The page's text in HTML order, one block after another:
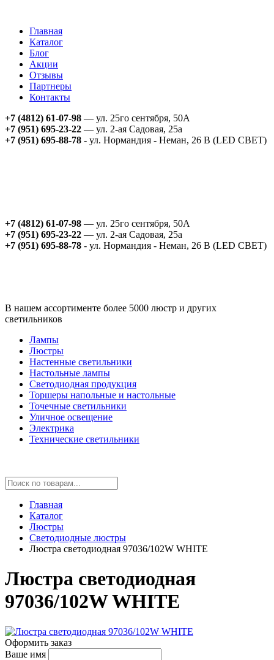
Главная
Каталог
Блог
Акции
Отзывы
Партнеры
Контакты
+7 (4812) 61-07-98 — ул. 25го сентября, 50А
+7 (951) 695-23-22 — ул. 2-ая Садовая, 25а
+7 (951) 695-88-78 - ул. Нормандия - Неман, 26 В (LED СВЕТ)
+7 (4812) 61-07-98 — ул. 25го сентября, 50А
+7 (951) 695-23-22 — ул. 2-ая Садовая, 25а
+7 (951) 695-88-78 - ул. Нормандия - Неман, 26 В (LED СВЕТ)
В нашем ассортименте более 5000 люстр и других
светильников
Лампы
Люстры
Настенные светильники
Настольные лампы
Светодиодная продукция
Торшеры напольные и настольные
Точечные светильники
Уличное освещение
Электрика
Технические светильники
Главная
Каталог
Люстры
Светодиодные люстры
Люстра светодиодная 97036/102W WHITE
Люстра светодиодная
97036/102W WHITE
Оформить заказ
Ваше имя